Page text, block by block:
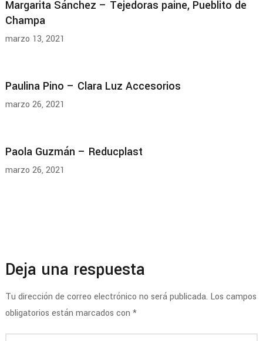
Margarita Sánchez – Tejedoras paine, Pueblito de
Champa
marzo 13, 2021
Paulina Pino – Clara Luz Accesorios
marzo 26, 2021
Paola Guzmán – Reducplast
marzo 26, 2021
Deja una respuesta
Tu dirección de correo electrónico no será publicada. Los campos
obligatorios están marcados con *